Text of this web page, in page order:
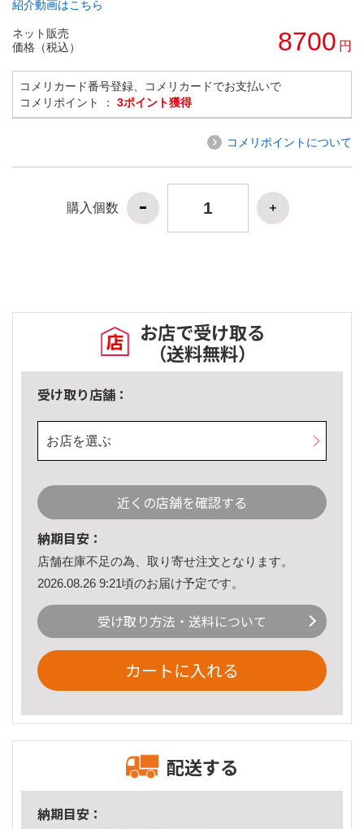
紹介動画はこちら
ネット販売
価格（税込）
8700 円
コメリカード番号登録、コメリカードでお支払いで
コメリポイント ： 3ポイント獲得
コメリポイントについて
購入個数
お店で受け取る
（送料無料）
受け取り店舗：
お店を選ぶ
近くの店舗を確認する
納期目安：
店舗在庫不足の為、取り寄せ注文となります。
2026.08.26 9:21頃のお届け予定です。
受け取り方法・送料について
カートに入れる
配送する
納期目安：